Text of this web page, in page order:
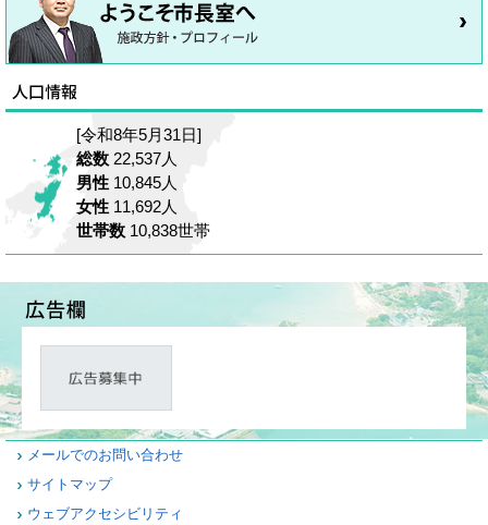
[令和8年5月31日]
総数 22,537人
男性 10,845人
女性 11,692人
世帯数 10,838世帯
メールでのお問い合わせ
サイトマップ
ウェブアクセシビリティ